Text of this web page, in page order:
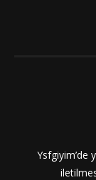
Ysfgiyim’de